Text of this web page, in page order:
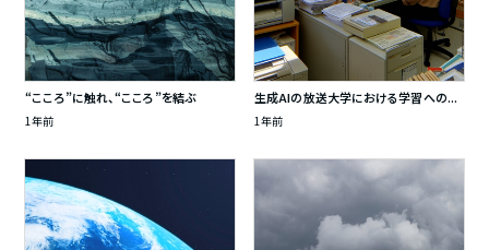
“こころ”に触れ、“こころ”を結ぶ
1年前
生成AIの放送大学における学習への...
1年前